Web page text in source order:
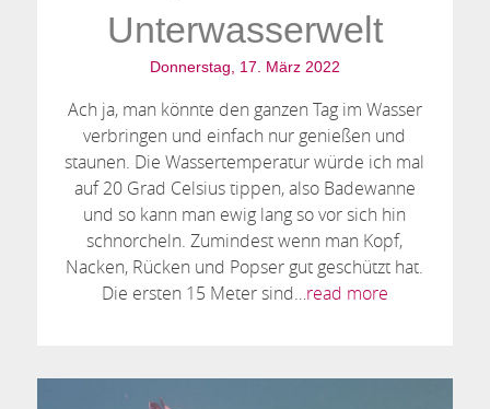
Unterwasserwelt
Donnerstag, 17. März 2022
Ach ja, man könnte den ganzen Tag im Wasser
verbringen und einfach nur genießen und
staunen. Die Wassertemperatur würde ich mal
auf 20 Grad Celsius tippen, also Badewanne
und so kann man ewig lang so vor sich hin
schnorcheln. Zumindest wenn man Kopf,
Nacken, Rücken und Popser gut geschützt hat.
Die ersten 15 Meter sind…read more